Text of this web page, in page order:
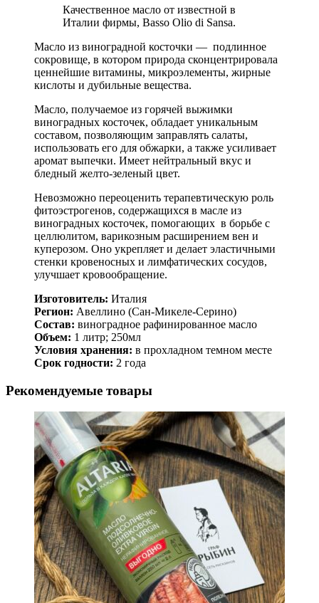
Качественное масло от известной в
Италии фирмы, Basso Olio di Sansa.
Масло из виноградной косточки — подлинное
сокровище, в котором природа сконцентрировала
ценнейшие витамины, микроэлементы, жирные
кислоты и дубильные вещества.
Масло, получаемое из горячей выжимки
виноградных косточек, обладает уникальным
составом, позволяющим заправлять салаты,
использовать его для обжарки, а также усиливает
аромат выпечки. Имеет нейтральный вкус и
бледный желто-зеленый цвет.
Невозможно переоценить терапевтическую роль
фитоэстрогенов, содержащихся в масле из
виноградных косточек, помогающих в борьбе с
целлюлитом, варикозным расширением вен и
куперозом. Оно укрепляет и делает эластичными
стенки кровеносных и лимфатических сосудов,
улучшает кровообращение.
Изготовитель: Италия
Регион: Авеллино (Сан-Микеле-Серино)
Состав: виноградное рафинированное масло
Объем: 1 литр; 250мл
Условия хранения: в прохладном темном месте
Срок годности: 2 года
Рекомендуемые товары